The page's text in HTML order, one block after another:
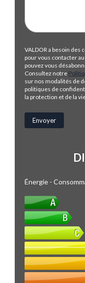
VALDOR a besoin
pour vous contacter
pouvez vous
Consultez notre
sur nos modalités de
politiques de
la protection et de la
Énergie -